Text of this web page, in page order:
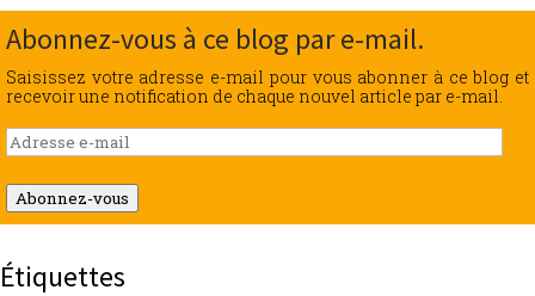
Abonnez-vous à ce blog par e-mail.
Saisissez votre adresse e-mail pour vous abonner à ce blog et
recevoir une notification de chaque nouvel article par e-mail.
Adresse
e-
mail
Abonnez-vous
Étiquettes